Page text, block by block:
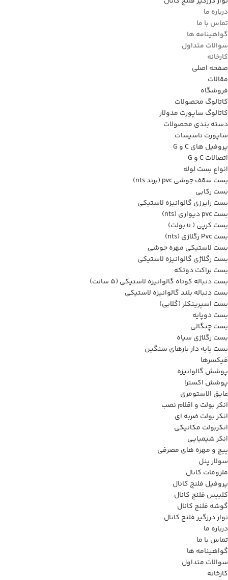
درباره ما
تماس با ما
گواهینامه ها
سوالات متداول
کارخانه
صفحه اصلی
مقالات
فروشگاه
کاتالوگ محصولات
کاتالوگ ساپورت مدولار
دسته بندی محصولات
ساپورت تاسیسات
پروفیل های C و G
اتصالات C و G
انواع بست لوله
بست سقف جوشی pvc (برند nts)
بست رکابی
بست رایرزی گالوانیزه لاستیکی
بست pvc دیواری (nts)
بست کرپی ( u بولت)
بست Pvc رگلاژی (nts)
بست لاستیکی مهره جوشی
بست رگلاژی گالوانیزه لاستیکی
بست براکت دوتکه
بست دنباله کوتاه گالوانیزه لاستیکی (5 سانت)
بست دنباله بلند گالوانیزه لاستیکی
بست اسپرینکلر (گلابی)
بست دوپایه
بست چنگالی
بست رگلاژی سیاه
بست پایه دار بارهای سنگین
فیکسرها
پوشش گالوانیزه
پوشش اکسترا
عایق الاستومری
انکر بولت و اقلام نصب
انکر بولت ضربه ای
انکربولت مکانیکی
انکر شیمیایی
پیچ و مهره های مصرفی
سولار پنل
ملزومات کانال
پروفیل فلنج کانال
کلیپس فلنج کانال
گوشه فلنج کانال
نوار درزگیر فلنج کانال
درباره ما
تماس با ما
گواهینامه ها
سوالات متداول
کارخانه